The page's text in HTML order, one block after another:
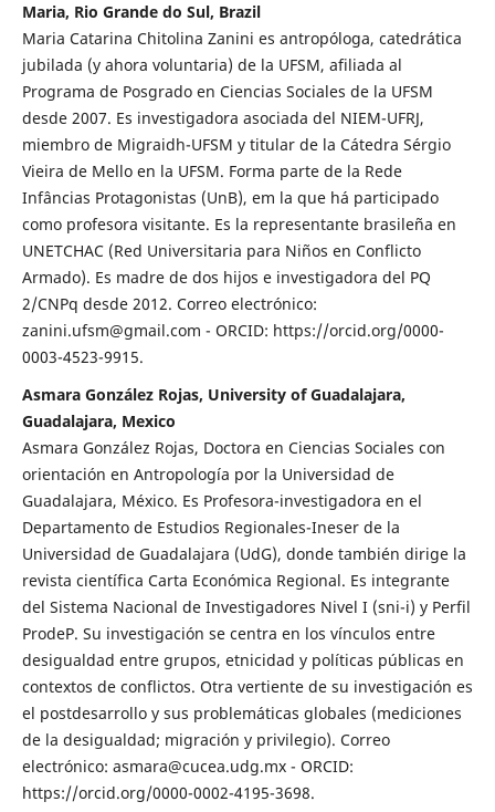
Maria, Rio Grande do Sul, Brazil
Maria Catarina Chitolina Zanini es antropóloga, catedrática
jubilada (y ahora voluntaria) de la UFSM, afiliada al
Programa de Posgrado en Ciencias Sociales de la UFSM
desde 2007. Es investigadora asociada del NIEM-UFRJ,
miembro de Migraidh-UFSM y titular de la Cátedra Sérgio
Vieira de Mello en la UFSM. Forma parte de la Rede
Infâncias Protagonistas (UnB), em la que há participado
como profesora visitante. Es la representante brasileña en
UNETCHAC (Red Universitaria para Niños en Conflicto
Armado). Es madre de dos hijos e investigadora del PQ
2/CNPq desde 2012. Correo electrónico:
zanini.ufsm@gmail.com - ORCID: https://orcid.org/0000-
0003-4523-9915.
Asmara González Rojas, University of Guadalajara,
Guadalajara, Mexico
Asmara González Rojas, Doctora en Ciencias Sociales con
orientación en Antropología por la Universidad de
Guadalajara, México. Es Profesora-investigadora en el
Departamento de Estudios Regionales-Ineser de la
Universidad de Guadalajara (UdG), donde también dirige la
revista científica Carta Económica Regional. Es integrante
del Sistema Nacional de Investigadores Nivel I (sni-i) y Perfil
ProdeP. Su investigación se centra en los vínculos entre
desigualdad entre grupos, etnicidad y políticas públicas en
contextos de conflictos. Otra vertiente de su investigación es
el postdesarrollo y sus problemáticas globales (mediciones
de la desigualdad; migración y privilegio). Correo
electrónico: asmara@cucea.udg.mx - ORCID:
https://orcid.org/0000-0002-4195-3698.